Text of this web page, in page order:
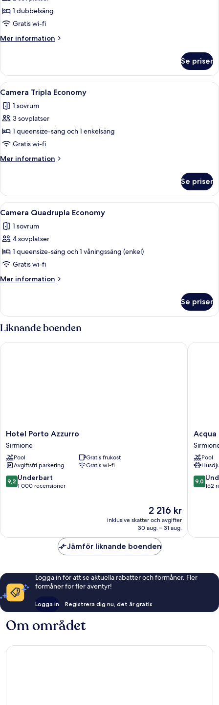
Economy
dubbelrum
1 dubbelsäng
Gratis wi-fi
Mer information
Mer
dubbelrum
Se priser
Öppna
alla
foton
för
Camera
Tripla
Economy
Ett hotellrum med en säng, ett
1
Camera Tripla Economy
1 sovrum
3 sovplatser
1 queensize-säng och 1 enkelsäng
Gratis wi-fi
Mer information
Mer
Tripla
Economy
Se priser
Öppna
alla
foton
för
Camera
Quadrupla
Economy
Ett hotellrum med tre enkelsängar,
1
Camera Quadrupla Economy
1 sovrum
4 sovplatser
1 queensize-säng och 1 våningssäng (enkel)
Gratis wi-fi
Mer information
Mer
Quadrupla
Economy
Se priser
Liknande boenden
Hotel
Porto
Azzurro
Sirmione
Hotel Porto Azzurro
Sirmione
Pool
Gratis frukost
Avgiftsfri parkering
Gratis wi-fi
9.2
av
9,2 Underbart
1 000 recensioner
Priset
2 216 kr
2 216 kr
inklusive skatter och avgifter
30 aug. – 31 aug.
Hotel Porto Azzurro
Acqua
Resorts
Acqua
Pool
9.0
av
9,0
152
Acqua
Jämför liknande boenden
Logga in för att se aktuella rabatter och förmåner. Fler
förmåner för fler äventyr!
Logga in Registrera dig nu, det är gratis
Om området